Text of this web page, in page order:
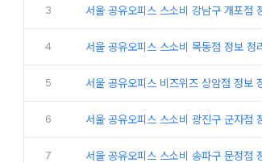
3 서울 공유오피스 스소비 강남구 개포점
4 서울 공유오피스 스소비 목동점 정보 정
5 서울 공유오피스 비즈위즈 상암점 정보
6 서울 공유오피스 스소비 광진구 군자점
7 서울 공유오피스 스소비 송파구 문정점